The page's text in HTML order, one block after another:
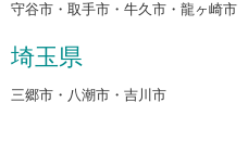
守谷市・取手市・牛久市・龍ヶ崎市
埼玉県
三郷市・八潮市・吉川市